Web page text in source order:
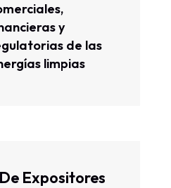
y
de las
limpias
Expositores